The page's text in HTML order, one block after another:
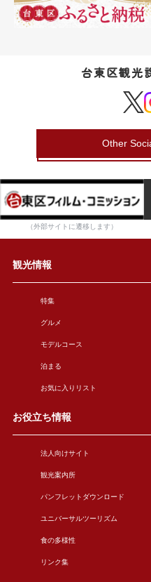
台東区観光
Other
（外部サイトに遷移します）
観光情報
特集
グルメ
モデルコース
泊まる
お気に入りリスト
お役立ち情報
法人向けサイト
観光案内所
パンフレットダウンロード
ユニバーサルツーリズム
食の多様性
リンク集